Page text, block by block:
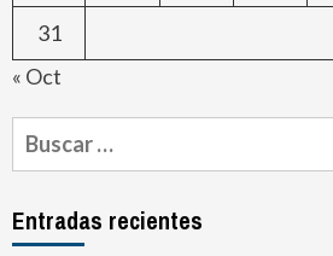
31
« Oct
Entradas recientes